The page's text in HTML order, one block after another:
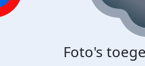
Foto's